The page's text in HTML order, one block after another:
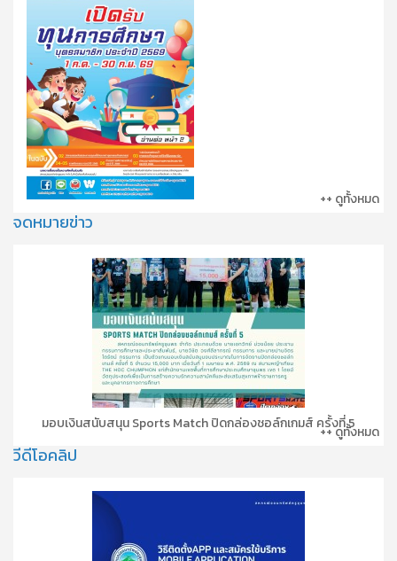
++ ดูทั้งหมด
จดหมายข่าว
มอบเงินสนับสนุน Sports Match ปิดกล่องชอล์กเกมส์ ครั้งที่ 5
++ ดูทั้งหมด
วีดีโอคลิป